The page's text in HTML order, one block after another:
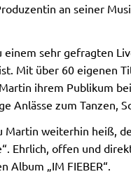
an seiner
sehr gefragten
Mit über 60 eigenen
ihrem Publikum
Anlässe zum Tanzen,
weiterhin heiß,
Ehrlich, offen und
Album „IM FIEBER“.